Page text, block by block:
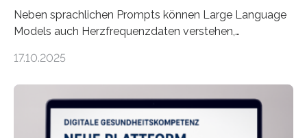
Neben sprachlichen Prompts können Large Language
Models auch Herzfrequenzdaten verstehen,
haben Dr. Morris Gellisch, ehemals an der Ruhr-
und Boris Burr von der Ruhr-Universität Bochum in
einem Experiment nachgewiesen. Sie entwickelten
dafür eine technische Schnittstelle, über die
17.10.2025